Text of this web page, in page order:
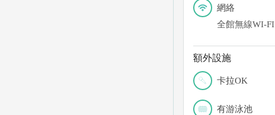
網絡
全館無線WI-FI
額外設施
卡拉OK
有游泳池